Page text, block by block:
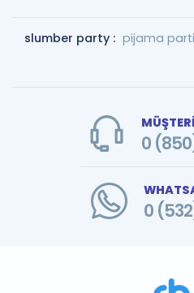
slumber party : pijama
0
0